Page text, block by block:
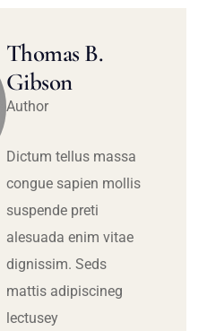
Thomas B.
Gibson
Author
Dictum tellus massa
congue sapien mollis
suspende preti
alesuada enim vitae
dignissim. Seds
mattis adipiscineg
lectusey